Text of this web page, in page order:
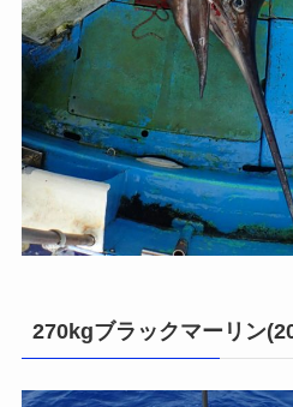
270kgブラックマーリン